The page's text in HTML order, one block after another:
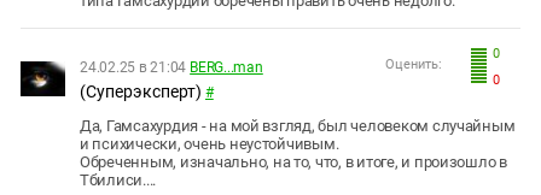
0
0
Оценить:
24.02.25 в 21:04 BERG...man
(Суперэксперт) #
Да, Гамсахурдия - на мой взгляд, был человеком случайным
и психически, очень неустойчивым.
Обреченным, изначально, на то, что, в итоге, и произошло в
Тбилиси....